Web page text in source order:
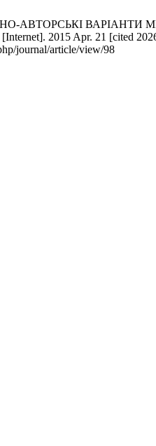
АВТОРСЬКІ ВАРІАНТИ
2015 Apr. 21 [cited 2026
journal/article/view/98